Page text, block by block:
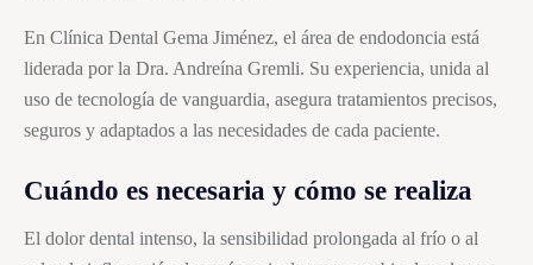
En Clínica Dental Gema Jiménez, el área de endodoncia está
liderada por la Dra. Andreína Gremli. Su experiencia, unida al
uso de tecnología de vanguardia, asegura tratamientos precisos,
seguros y adaptados a las necesidades de cada paciente.
Cuándo es necesaria y cómo se realiza
El dolor dental intenso, la sensibilidad prolongada al frío o al